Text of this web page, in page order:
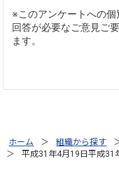
ホーム 組織から探す
平成31年4月19日平成31